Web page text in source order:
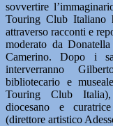
sovvertire
Touring Club Italiano
attraverso racconti e
moderato da
Camerino. Dopo i
interverranno
bibliotecario e
Touring Club
diocesano e
(direttore artistico